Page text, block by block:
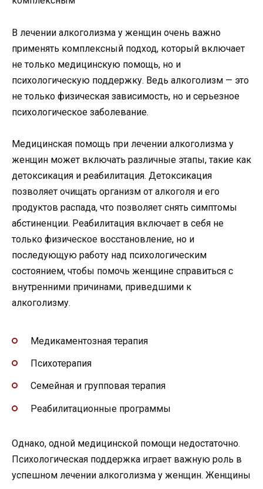
В лечении алкоголизма у женщин очень важно
применять комплексный подход, который включает
не только медицинскую помощь, но и
психологическую поддержку. Ведь алкоголизм — это
не только физическая зависимость, но и серьезное
психологическое заболевание.
Медицинская помощь при лечении алкоголизма у
женщин может включать различные этапы, такие как
детоксикация и реабилитация. Детоксикация
позволяет очищать организм от алкоголя и его
продуктов распада, что позволяет снять симптомы
абстиненции. Реабилитация включает в себя не
только физическое восстановление, но и
последующую работу над психологическим
состоянием, чтобы помочь женщине справиться с
внутренними причинами, приведшими к
алкоголизму.
Медикаментозная терапия
Психотерапия
Семейная и групповая терапия
Реабилитационные программы
Однако, одной медицинской помощи недостаточно.
Психологическая поддержка играет важную роль в
успешном лечении алкоголизма у женщин. Женщины